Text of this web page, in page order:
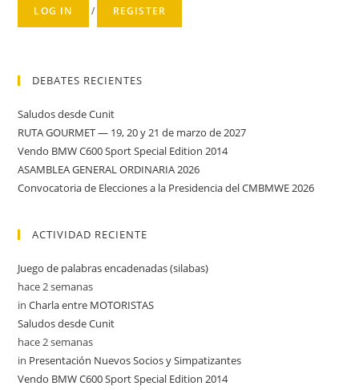
LOG IN / REGISTER
DEBATES RECIENTES
Saludos desde Cunit
RUTA GOURMET — 19, 20 y 21 de marzo de 2027
Vendo BMW C600 Sport Special Edition 2014
ASAMBLEA GENERAL ORDINARIA 2026
Convocatoria de Elecciones a la Presidencia del CMBMWE 2026
ACTIVIDAD RECIENTE
Juego de palabras encadenadas (silabas)
hace 2 semanas
inCharla entre MOTORISTAS
Saludos desde Cunit
hace 2 semanas
in Presentación Nuevos Socios y Simpatizantes
Vendo BMW C600 Sport Special Edition 2014